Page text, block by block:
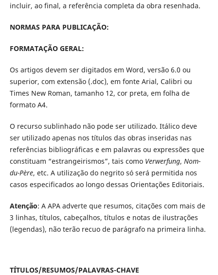
incluir, ao final, a referência completa da obra resenhada.
NORMAS PARA PUBLICAÇÃO:
FORMATAÇÃO GERAL:
Os artigos devem ser digitados em Word, versão 6.0 ou
superior, com extensão (.doc), em fonte Arial, Calibri ou
Times New Roman, tamanho 12, cor preta, em folha de
formato A4.
O recurso sublinhado não pode ser utilizado. Itálico deve
ser utilizado apenas nos títulos das obras inseridas nas
referências bibliográficas e em palavras ou expressões que
constituam “estrangeirismos”, tais como Verwerfung, Nom-
du-Père, etc. A utilização do negrito só será permitida nos
casos especificados ao longo dessas Orientações Editoriais.
Atenção: A APA adverte que resumos, citações com mais de
3 linhas, títulos, cabeçalhos, títulos e notas de ilustrações
(legendas), não terão recuo de parágrafo na primeira linha.
TÍTULOS/RESUMOS/PALAVRAS-CHAVE